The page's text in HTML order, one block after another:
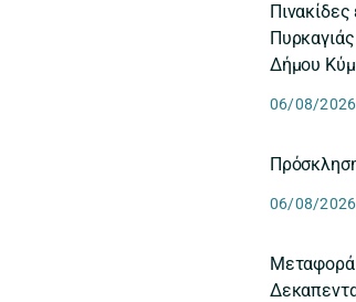
Δήμου
06/08/2026
06/08/2026
Μεταφορά